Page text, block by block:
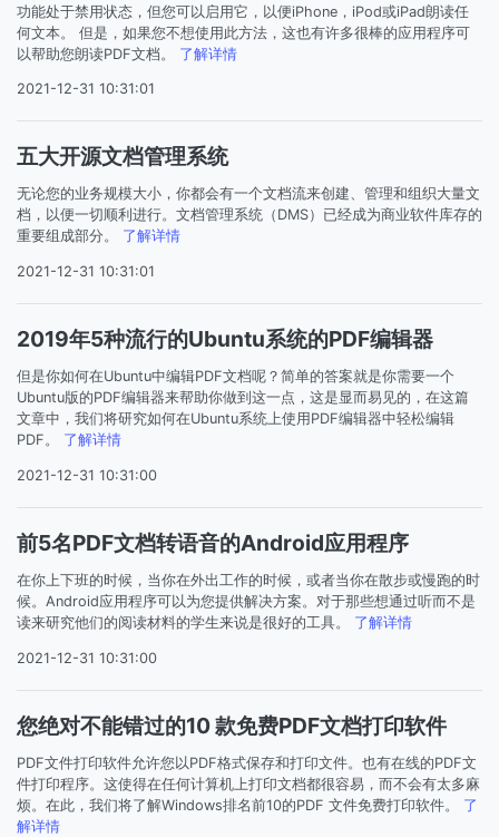
功能处于禁用状态，但您可以启用它，以便iPhone，iPod或iPad朗读任
何文本。 但是，如果您不想使用此方法，这也有许多很棒的应用程序可
以帮助您朗读PDF文档。 了解详情
2021-12-31 10:31:01
五大开源文档管理系统
无论您的业务规模大小，你都会有一个文档流来创建、管理和组织大量文
档，以便一切顺利进行。文档管理系统（DMS）已经成为商业软件库存的
重要组成部分。 了解详情
2021-12-31 10:31:01
2019年5种流行的Ubuntu系统的PDF编辑器
但是你如何在Ubuntu中编辑PDF文档呢？简单的答案就是你需要一个
Ubuntu版的PDF编辑器来帮助你做到这一点，这是显而易见的，在这篇
文章中，我们将研究如何在Ubuntu系统上使用PDF编辑器中轻松编辑
PDF。 了解详情
2021-12-31 10:31:00
前5名PDF文档转语音的Android应用程序
在你上下班的时候，当你在外出工作的时候，或者当你在散步或慢跑的时
候。Android应用程序可以为您提供解决方案。对于那些想通过听而不是
读来研究他们的阅读材料的学生来说是很好的工具。 了解详情
2021-12-31 10:31:00
您绝对不能错过的10 款免费PDF文档打印软件
PDF文件打印软件允许您以PDF格式保存和打印文件。也有在线的PDF文
件打印程序。这使得在任何计算机上打印文档都很容易，而不会有太多麻
烦。在此，我们将了解Windows排名前10的PDF 文件免费打印软件。 了
解详情